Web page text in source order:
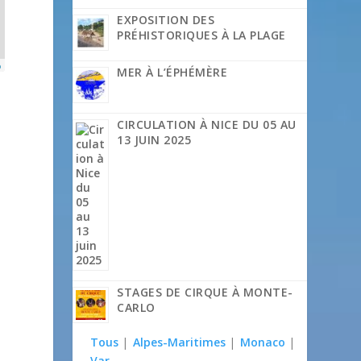
EXPOSITION DES
PRÉHISTORIQUES À LA PLAGE
MER À L’ÉPHÉMÈRE
CIRCULATION À NICE DU 05 AU
13 JUIN 2025
STAGES DE CIRQUE À MONTE-
CARLO
Tous | Alpes-Maritimes | Monaco |